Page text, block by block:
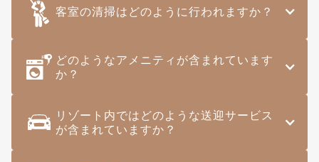
客室の清掃はどのように行われますか？
どのようなアメニティが含まれています
か？
リゾート内ではどのような送迎サービス
が含まれていますか？